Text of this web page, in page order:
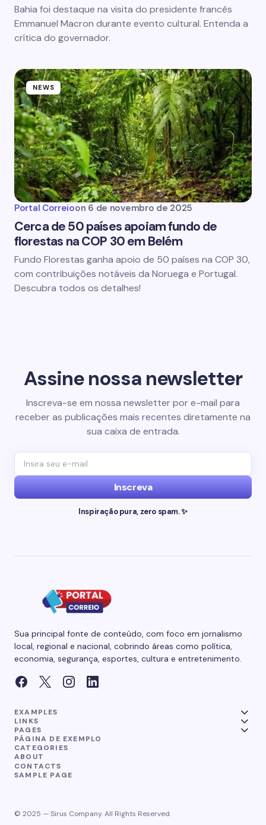
Bahia foi destaque na visita do presidente francês
Emmanuel Macron durante evento cultural. Entenda a
crítica do governador.
NEWS
Portal Correioon 6 de novembro de 2025
Cerca de 50 países apoiam fundo de
florestas na COP 30 em Belém
Fundo Florestas ganha apoio de 50 países na COP 30,
com contribuições notáveis da Noruega e Portugal.
Descubra todos os detalhes!
Assine nossa newsletter
Inscreva-se em nossa newsletter por e-mail para
receber as publicações mais recentes diretamente na
sua caixa de entrada.
Inscreva
Inspiração pura, zero spam. ✨
Sua principal fonte de conteúdo, com foco em jornalismo
local, regional e nacional, cobrindo áreas como política,
economia, segurança, esportes, cultura e entretenimento.
EXAMPLES
LINKS
PAGES
PÁGINA DE EXEMPLO
CATEGORIES
ABOUT
CONTACTS
SAMPLE PAGE
© 2025 — Sirus Company. All Rights Reserved.